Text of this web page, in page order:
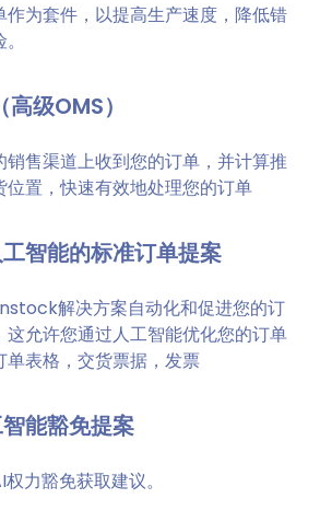
作为套件，以提高生产速度，降低错
级OMS）
销售渠道上收到您的订单，并计算推
位置，快速有效地处理您的订单
智能的标准订单提案
解决方案自动化和促进您的订
这允许您通过人工智能优化您的订单
单表格，交货票据，发票
能豁免提案
力豁免获取建议。